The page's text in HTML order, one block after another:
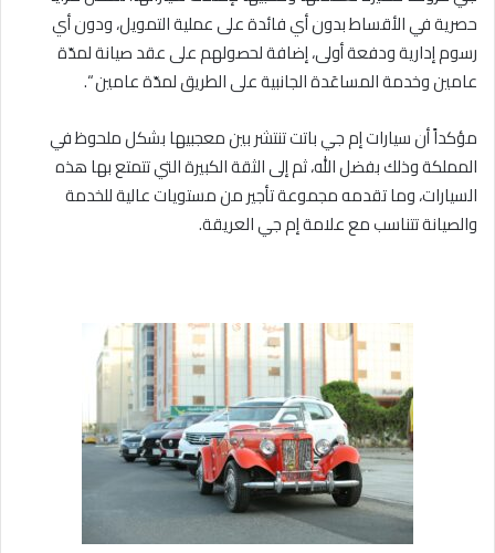
حصرية في الأقساط بدون أي فائدة على عملية التمويل، ودون أي
رسوم إدارية ودفعة أولى، إضافة لحصولهم على عقد صيانة لمدّة
عامين وخدمة المساعَدة الجانبية على الطريق لمدّة عامين “.
مؤكداً أن سيارات إم جي باتت تنتشر بين معجبيها بشكل ملحوظ في
المملكة وذلك بفضل الله، ثم إلى الثقة الكبيرة التي تتمتع بها هذه
السيارات، وما تقدمه مجموعة تأجير من مستويات عالية للخدمة
والصيانة تتناسب مع علامة إم جي العريقة.